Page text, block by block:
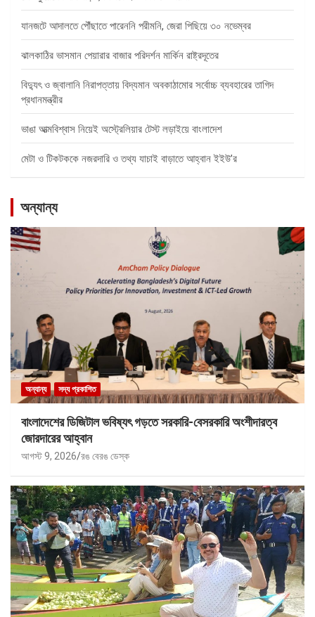
যানজটে আদালতে পৌঁছাতে পারেননি পরীমনি, জেরা পিছিয়ে ৩০ নভেম্বর
ঝালকাঠির ভাসমান পেয়ারার বাজার পরিদর্শন মার্কিন রাষ্ট্রদূতের
বিদ্যুৎ ও জ্বালানি নিরাপত্তায় বিদ্যমান অবকাঠামোর সর্বোচ্চ ব্যবহারের তাগিদ
প্রধানমন্ত্রীর
ভাঙা আত্মবিশ্বাস নিয়েই অস্ট্রেলিয়ার টেস্ট লড়াইয়ে বাংলাদেশ
মেটা ও টিকটককে নজরদারি ও তথ্য যাচাই বাড়াতে আহ্বান ইইউ’র
অন্যান্য
অন্যান্য সদ্য প্রকাশিত
বাংলাদেশের ডিজিটাল ভবিষ্যৎ গড়তে সরকারি-বেসরকারি অংশীদারত্ব
জোরদারের আহ্বান
আগস্ট 9, 2026 রঙ বেরঙ ডেস্ক